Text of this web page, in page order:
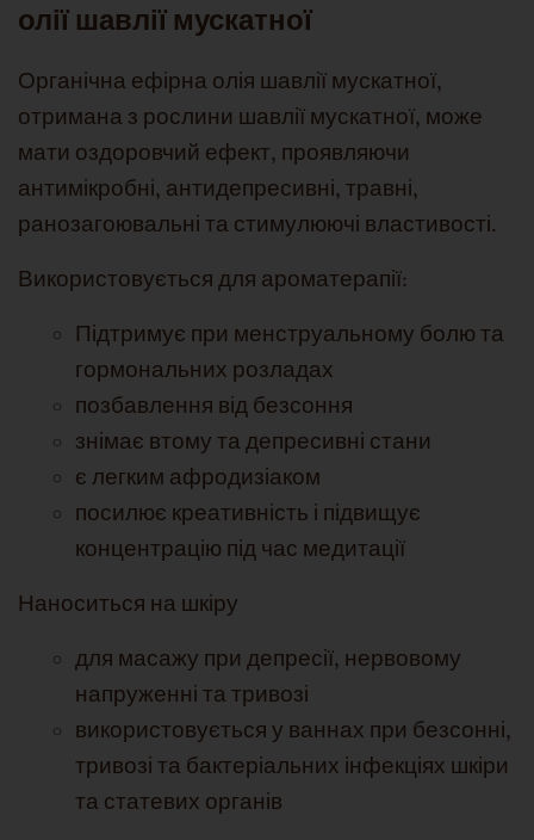
олії шавлії мускатної
Органічна ефірна олія шавлії мускатної,
отримана з рослини шавлії мускатної, може
мати оздоровчий ефект, проявляючи
антимікробні, антидепресивні, травні,
ранозагоювальні та стимулюючі властивості.
Використовується для ароматерапії:
Підтримує при менструальному болю та
гормональних розладах
позбавлення від безсоння
знімає втому та депресивні стани
є легким афродизіаком
посилює креативність і підвищує
концентрацію під час медитації
Наноситься на шкіру
для масажу при депресії, нервовому
напруженні та тривозі
використовується у ваннах при безсонні,
тривозі та бактеріальних інфекціях шкіри
та статевих органів